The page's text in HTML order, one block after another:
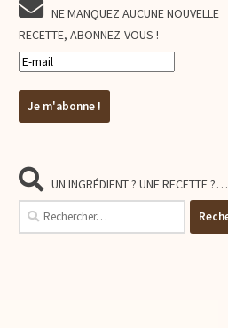
NE MANQUEZ AUCUNE NOUVELLE
RECETTE, ABONNEZ-VOUS !
UN INGRÉDIENT ? UNE RECETTE ?…
Rechercher :